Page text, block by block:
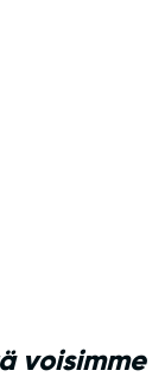
voisimme